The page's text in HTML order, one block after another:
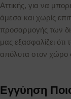
Αττικής, για να
άμεσα και χωρίς
προσαρμογής των
μας εξασφαλίζει ότι
απόλυτα στον χώρο
Εγγύηση